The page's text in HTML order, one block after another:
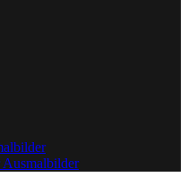
Ausmalbilder